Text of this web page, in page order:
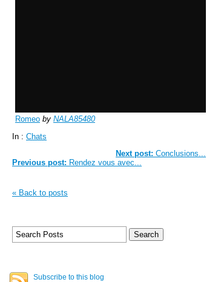
Romeo by NALA85480
In : Chats
Next post: Conclusions...
Previous post: Rendez vous avec...
« Back to posts
Subscribe to this blog